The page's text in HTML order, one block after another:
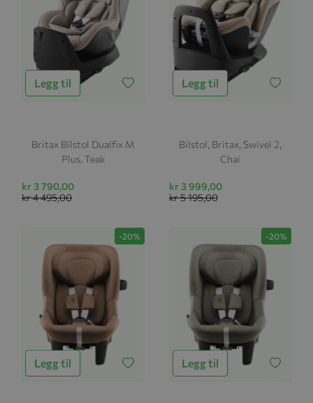
Legg til
Britax Bilstol Dualfix M
Plus, Teak
kr 3 790,00
kr 4 495,00
Legg til
Bilstol, Britax, Swivel 2,
Chai
kr 3 999,00
kr 5 195,00
-20%
Legg til
-20%
Legg til